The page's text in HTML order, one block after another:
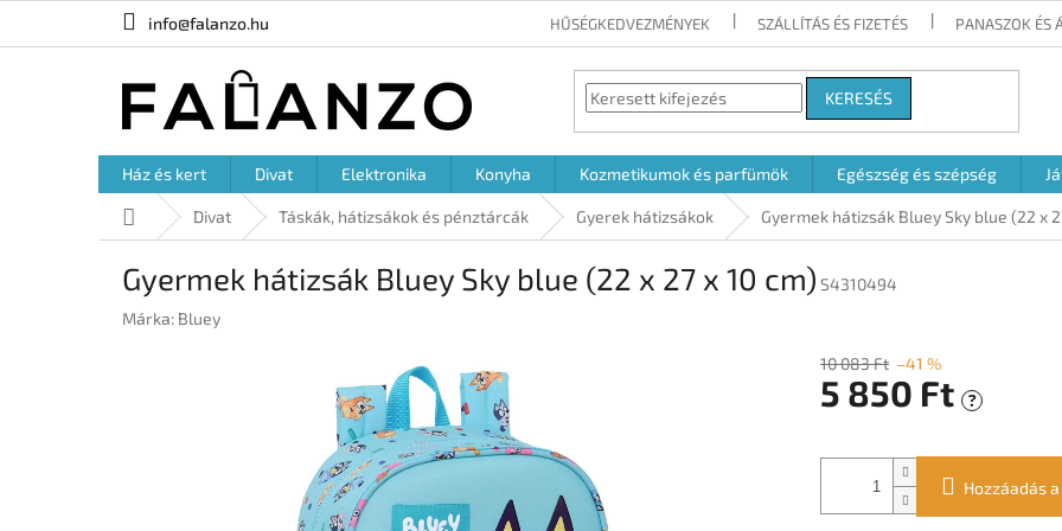
info@falanzo.hu HŰSÉGKEDVEZMÉNYEK SZÁLLÍTÁS ÉS FIZETÉS PANASZOK ÉS
KERESÉS
Ház és kert Divat Elektronika Konyha Kozmetikumok és parfümök Egészség és szépség
KezdőlapDivat Táskák, hátizsákok és pénztárcák Gyerek hátizsákok Gyermek hátizsák Bluey Sky blue (22 x
Gyermek hátizsák Bluey Sky blue (22 x 27 x 10 cm) S4310494
Márka: Bluey
10 083 Ft –41 %
5 850 Ft ?
Hozzáadás